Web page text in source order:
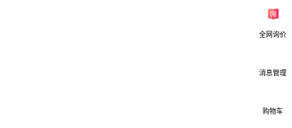
全网询价
消息管理
购物车